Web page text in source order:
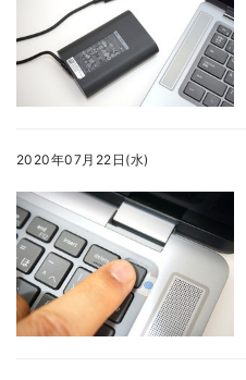
2020年07月22日(水)